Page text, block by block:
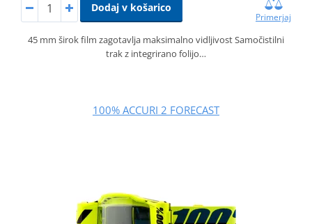
Dodaj v košarico
Primerjaj
45 mm širok film zagotavlja maksimalno vidljivost Samočistilni
trak z integrirano folijo…
100% ACCURI 2 FORECAST